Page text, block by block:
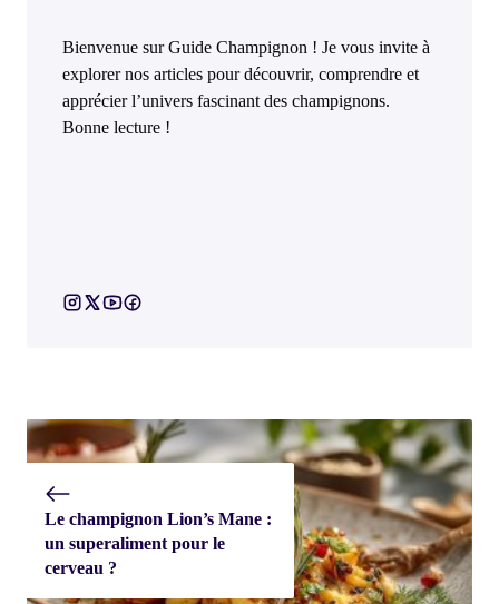
Bienvenue sur Guide Champignon ! Je vous invite à
explorer nos articles pour découvrir, comprendre et
apprécier l’univers fascinant des champignons.
Bonne lecture !
Le champignon Lion’s Mane :
un superaliment pour le
cerveau ?